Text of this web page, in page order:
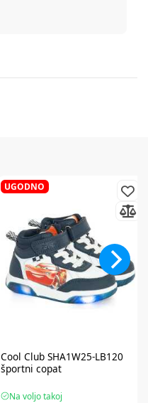
UGODNO
Cool ClubSHA1W25-LB120
športni copat
Na voljo takoj